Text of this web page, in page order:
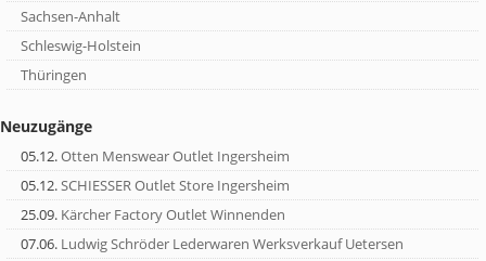
Sachsen-Anhalt
Schleswig-Holstein
Thüringen
Neuzugänge
05.12.Otten Menswear Outlet Ingersheim
05.12.SCHIESSER Outlet Store Ingersheim
25.09. Kärcher Factory Outlet Winnenden
07.06. Ludwig Schröder Lederwaren Werksverkauf Uetersen